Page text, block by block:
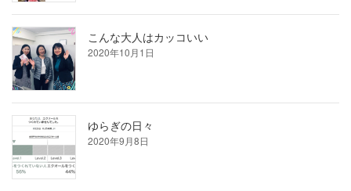
こんな大人はカッコいい
2020年10月1日
ゆらぎの日々
2020年9月8日